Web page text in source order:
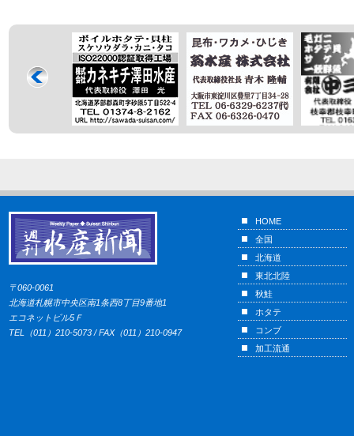
〒060-0061
北海道札幌市中央区南1条西8丁目9番地1
エコネットビル5Ｆ
TEL（011）210-5073 / FAX（011）210-0947
HOME
全国
北海道
東北北陸
秋鮭
ホタテ
コンブ
加工流通